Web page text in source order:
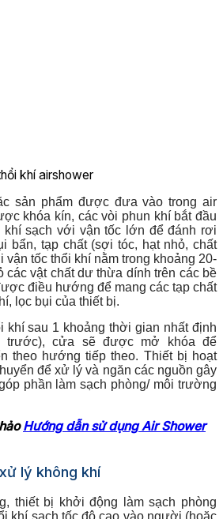
khí airshower
sản phẩm được đưa vào trong air
khóa kín, các vòi phun khí bắt đầu
khí sạch với vận tốc lớn để đánh rơi
bẩn, tạp chất (sợi tóc, hạt nhỏ, chất
tốc thổi khí nằm trong khoảng 20-
các vật chất dư thừa dính trên các bề
điều hướng để mang các tạp chất
lọc bụi của thiết bị.
khí sau 1 khoảng thời gian nhất định
cửa sẽ được mở khóa để
theo hướng tiếp theo. Thiết bị hoạt
để xử lý và ngăn các nguồn gây
phần làm sạch phòng/ môi trường
Hướng dẫn sử dụng Air Shower
lý không khí
thiết bị khởi động làm sạch phòng
khí sạch tốc độ cao vào người (hoặc